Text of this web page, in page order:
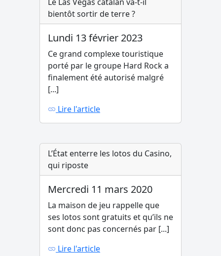
bientôt sortir de terre ?
Lundi 13 février 2023
Ce grand complexe touristique
porté par le groupe Hard Rock a
finalement été autorisé malgré
[...]
Lire l'article
L’État enterre les lotos du Casino,
qui riposte
Mercredi 11 mars 2020
La maison de jeu rappelle que
ses lotos sont gratuits et qu’ils ne
sont donc pas concernés par [...]
Lire l'article